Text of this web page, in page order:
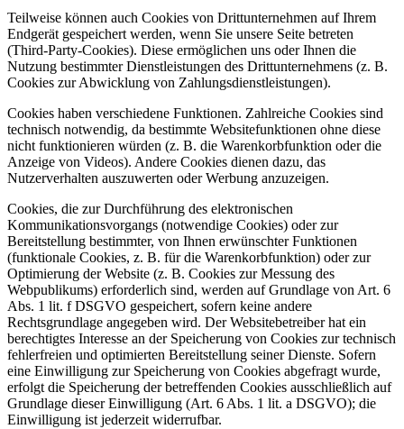
Teilweise können auch Cookies von Drittunternehmen auf Ihrem
Endgerät gespeichert werden, wenn Sie unsere Seite betreten
(Third-Party-Cookies). Diese ermöglichen uns oder Ihnen die
Nutzung bestimmter Dienstleistungen des Drittunternehmens (z. B.
Cookies zur Abwicklung von Zahlungsdienstleistungen).
Cookies haben verschiedene Funktionen. Zahlreiche Cookies sind
technisch notwendig, da bestimmte Websitefunktionen ohne diese
nicht funktionieren würden (z. B. die Warenkorbfunktion oder die
Anzeige von Videos). Andere Cookies dienen dazu, das
Nutzerverhalten auszuwerten oder Werbung anzuzeigen.
Cookies, die zur Durchführung des elektronischen
Kommunikationsvorgangs (notwendige Cookies) oder zur
Bereitstellung bestimmter, von Ihnen erwünschter Funktionen
(funktionale Cookies, z. B. für die Warenkorbfunktion) oder zur
Optimierung der Website (z. B. Cookies zur Messung des
Webpublikums) erforderlich sind, werden auf Grundlage von Art. 6
Abs. 1 lit. f DSGVO gespeichert, sofern keine andere
Rechtsgrundlage angegeben wird. Der Websitebetreiber hat ein
berechtigtes Interesse an der Speicherung von Cookies zur technisch
fehlerfreien und optimierten Bereitstellung seiner Dienste. Sofern
eine Einwilligung zur Speicherung von Cookies abgefragt wurde,
erfolgt die Speicherung der betreffenden Cookies ausschließlich auf
Grundlage dieser Einwilligung (Art. 6 Abs. 1 lit. a DSGVO); die
Einwilligung ist jederzeit widerrufbar.